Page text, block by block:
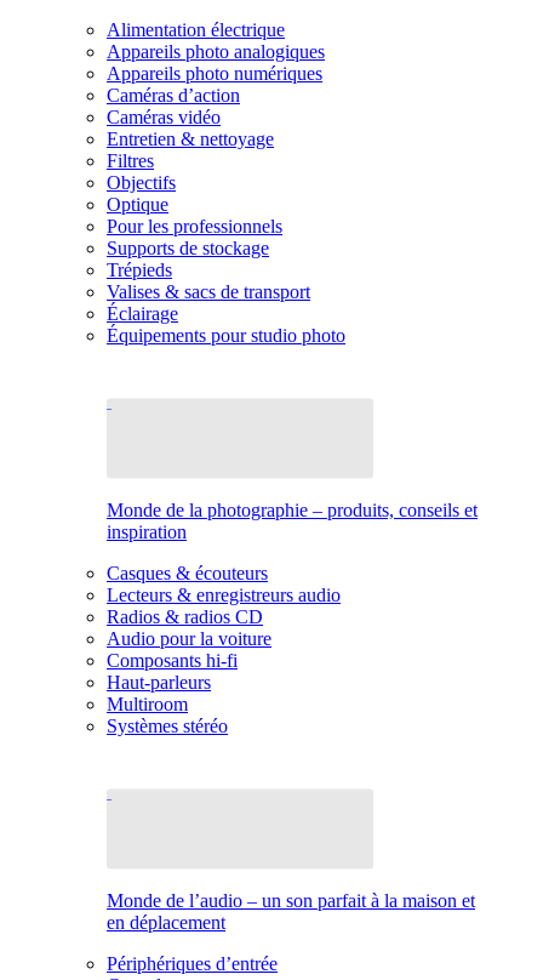
Alimentation électrique
Appareils photo analogiques
Appareils photo numériques
Caméras d’action
Caméras vidéo
Entretien & nettoyage
Filtres
Objectifs
Optique
Pour les professionnels
Supports de stockage
Trépieds
Valises & sacs de transport
Éclairage
Équipements pour studio photo
Monde de la photographie – produits, conseils et
inspiration
Casques & écouteurs
Lecteurs & enregistreurs audio
Radios & radios CD
Audio pour la voiture
Composants hi-fi
Haut-parleurs
Multiroom
Systèmes stéréo
Monde de l’audio – un son parfait à la maison et
en déplacement
Périphériques d’entrée